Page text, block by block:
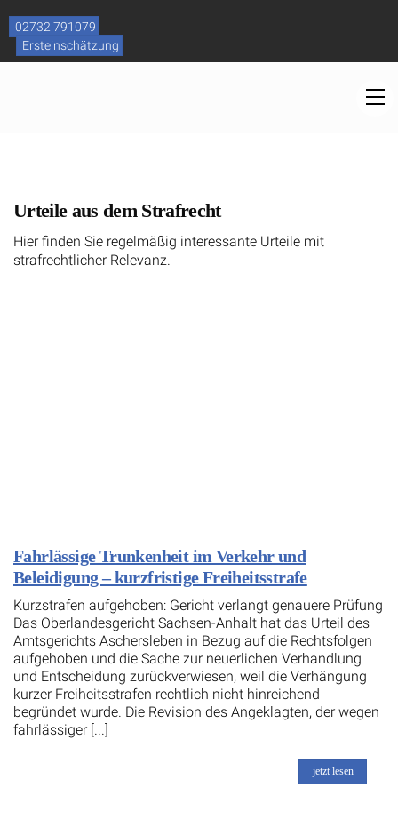
content
02732 791079
Ersteinschätzung
Urteile aus dem Strafrecht
Hier finden Sie regelmäßig interessante Urteile mit
strafrechtlicher Relevanz.
Fahrlässige Trunkenheit im Verkehr und
Beleidigung – kurzfristige Freiheitsstrafe
Kurzstrafen aufgehoben: Gericht verlangt genauere Prüfung
Das Oberlandesgericht Sachsen-Anhalt hat das Urteil des
Amtsgerichts Aschersleben in Bezug auf die Rechtsfolgen
aufgehoben und die Sache zur neuerlichen Verhandlung
und Entscheidung zurückverwiesen, weil die Verhängung
kurzer Freiheitsstrafen rechtlich nicht hinreichend
begründet wurde. Die Revision des Angeklagten, der wegen
fahrlässiger [...]
jetzt lesen